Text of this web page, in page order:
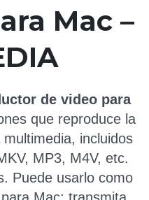
Mac –
de video para
que reproduce la
incluidos
MP3, M4V, etc.
Puede usarlo como